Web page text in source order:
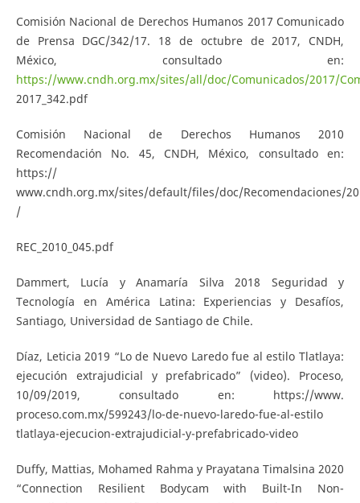
Comisión Nacional de Derechos Humanos 2017 Comunicado
de Prensa DGC/342/17. 18 de octubre de 2017, CNDH,
México, consultado en:
https://www.cndh.org.mx/sites/all/doc/Comunicados/2017/
2017_342.pdf
Comisión Nacional de Derechos Humanos 2010
Recomendación No. 45, CNDH, México, consultado en:
https://
www.cndh.org.mx/sites/default/files/doc/Recomendaciones/
/
REC_2010_045.pdf
Dammert, Lucía y Anamaría Silva 2018 Seguridad y
Tecnología en América Latina: Experiencias y Desafíos,
Santiago, Universidad de Santiago de Chile.
Díaz, Leticia 2019 “Lo de Nuevo Laredo fue al estilo Tlatlaya:
ejecución extrajudicial y prefabricado” (video). Proceso,
10/09/2019, consultado en: https://www.
proceso.com.mx/599243/lo-de-nuevo-laredo-fue-al-estilo
tlatlaya-ejecucion-extrajudicial-y-prefabricado-video
Duffy, Mattias, Mohamed Rahma y Prayatana Timalsina 2020
“Connection Resilient Bodycam with Built-In Non-